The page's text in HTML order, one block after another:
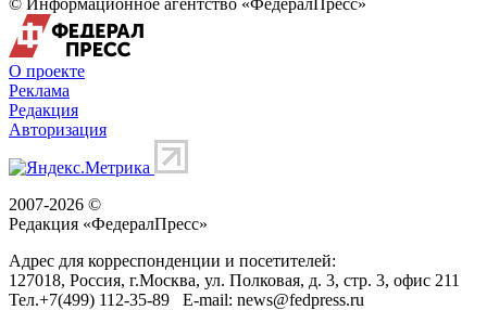
О проекте
Реклама
Редакция
Авторизация
2007-2026 ©
Редакция «ФедералПресс»
Адрес для корреспонденции и посетителей:
127018, Россия, г.Москва, ул. Полковая, д. 3, стр. 3, офис 211
Тел.+7(499) 112-35-89 E-mail: news@fedpress.ru